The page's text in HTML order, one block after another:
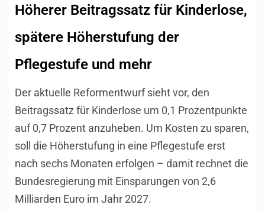
Höherer Beitragssatz für Kinderlose,
spätere Höherstufung der
Pflegestufe und mehr
Der aktuelle Reformentwurf sieht vor, den
Beitragssatz für Kinderlose um 0,1 Prozentpunkte
auf 0,7 Prozent anzuheben. Um Kosten zu sparen,
soll die Höherstufung in eine Pflegestufe erst
nach sechs Monaten erfolgen – damit rechnet die
Bundesregierung mit Einsparungen von 2,6
Milliarden Euro im Jahr 2027.